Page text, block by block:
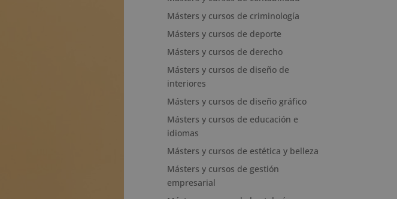
Másters y cursos de criminología
Másters y cursos de deporte
Másters y cursos de derecho
Másters y cursos de diseño de
interiores
Másters y cursos de diseño gráfico
Másters y cursos de educación e
idiomas
Másters y cursos de estética y belleza
Másters y cursos de gestión
empresarial